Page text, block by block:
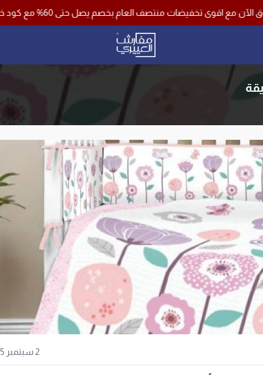
منتصف العام بخصم يصل حتى 60% مع كود خصم اضافي 10% وشحن مجاني لجميع مناطق المملكة باستخدام كود خصم ( فرصة )
مفارش العييري
2 سبتمبر 2025